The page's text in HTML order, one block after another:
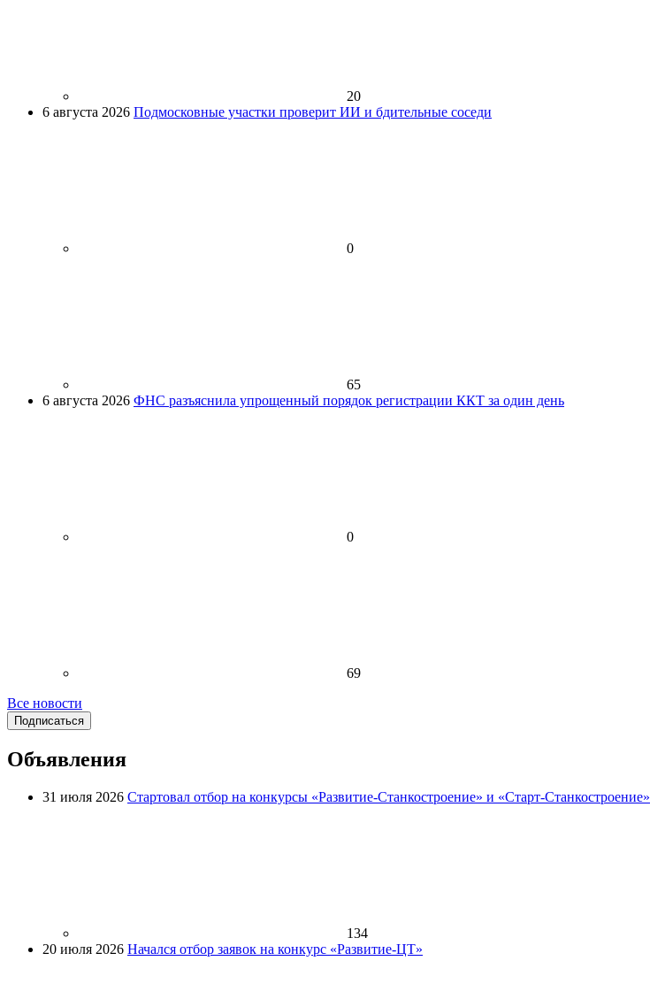
20
6 августа 2026 Подмосковные участки проверит ИИ и бдительные соседи
0
65
6 августа 2026 ФНС разъяснила упрощенный порядок регистрации ККТ за один день
0
69
Все новости
Подписаться
Объявления
31 июля 2026 Стартовал отбор на конкурсы «Развитие-Станкостроение» и «Старт-Станкостроение»
134
20 июля 2026 Начался отбор заявок на конкурс «Развитие-ЦТ»